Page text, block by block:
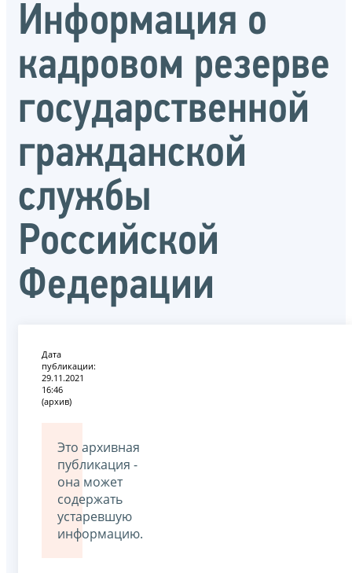
Информация о
кадровом резерве
государственной
гражданской
службы
Российской
Федерации
Дата
публикации:
29.11.2021
16:46
(архив)
Это архивная
публикация -
она может
содержать
устаревшую
информацию.